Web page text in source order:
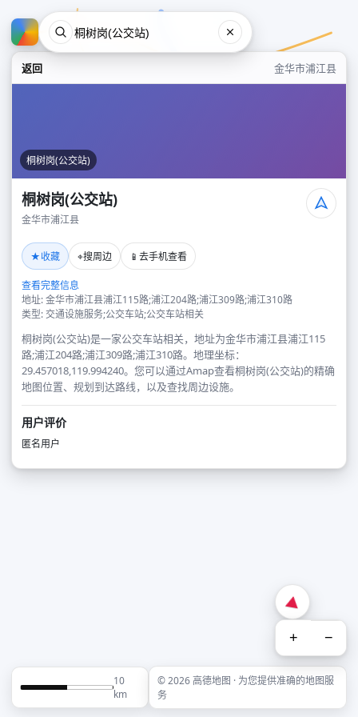
返回 金华市浦江县
桐树岗(公交站)
桐树岗(公交站)
金华市浦江县
★收藏 ⌖搜周边 📱 去手机查看
查看完整信息
地址: 金华市浦江县浦江115路;浦江204路;浦江309路;浦江310路
类型: 交通设施服务;公交车站;公交车站相关
桐树岗(公交站)是一家公交车站相关，地址为金华市浦江县浦江115
路;浦江204路;浦江309路;浦江310路。地理坐标：
29.457018,119.994240。您可以通过Amap查看桐树岗(公交站)的精确
地图位置、规划到达路线，以及查找周边设施。
用户评价
匿名用户
+ −
10
km
© 2026 高德地图 · 为您提供准确的地图服
务